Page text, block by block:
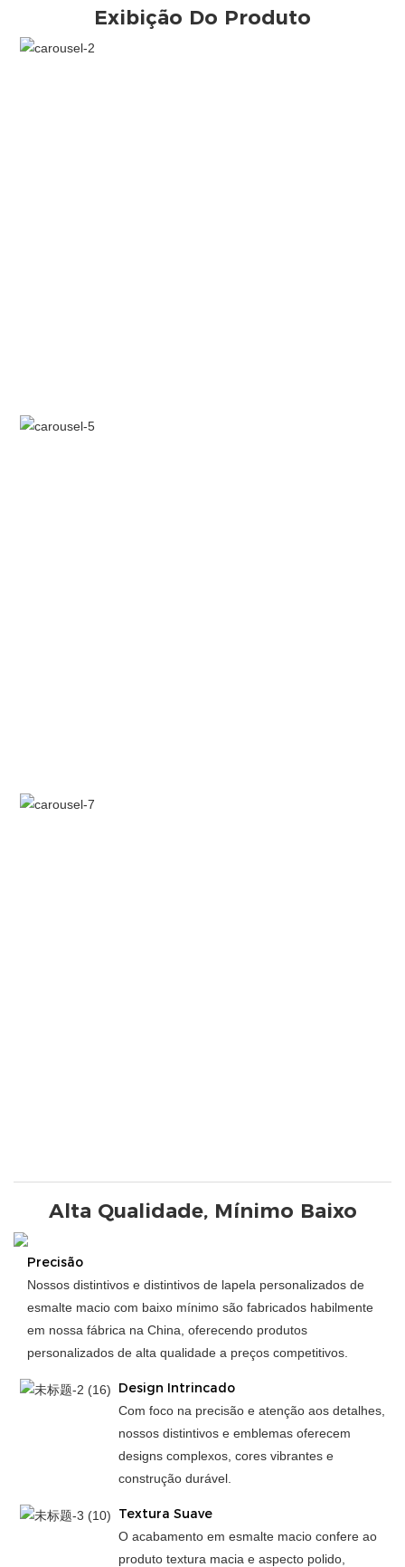
Exibição Do Produto
Alta Qualidade, Mínimo Baixo
Precisão
Nossos distintivos e distintivos de lapela personalizados de
esmalte macio com baixo mínimo são fabricados habilmente
em nossa fábrica na China, oferecendo produtos
personalizados de alta qualidade a preços competitivos.
Design Intrincado
Com foco na precisão e atenção aos detalhes,
nossos distintivos e emblemas oferecem
designs complexos, cores vibrantes e
construção durável.
Textura Suave
O acabamento em esmalte macio confere ao
produto textura macia e aspecto polido,